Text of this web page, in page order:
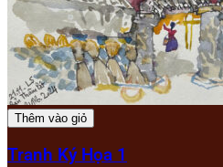
Thêm vào giỏ
Tranh Ký Họa 1